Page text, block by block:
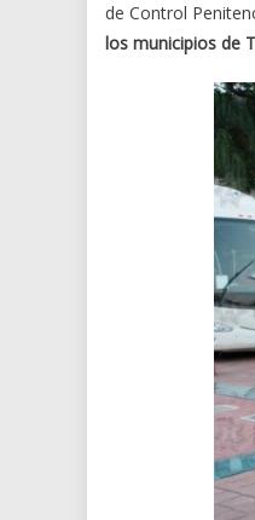
de Control
los municipios de